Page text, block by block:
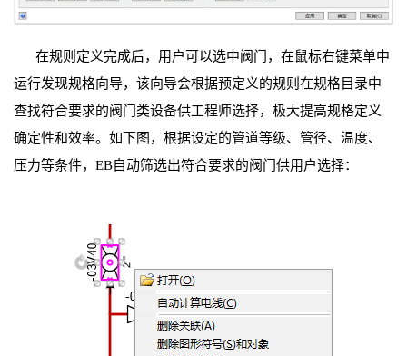
在规则定义完成后，用户可以选中阀门，在鼠标右键菜单中
运行发现规格向导，该向导会根据预定义的规则在规格目录中
查找符合要求的阀门类设备供工程师选择，极大提高规格定义
确定性和效率。如下图，根据设定的管道等级、管径、温度、
压力等条件，EB自动筛选出符合要求的阀门供用户选择：